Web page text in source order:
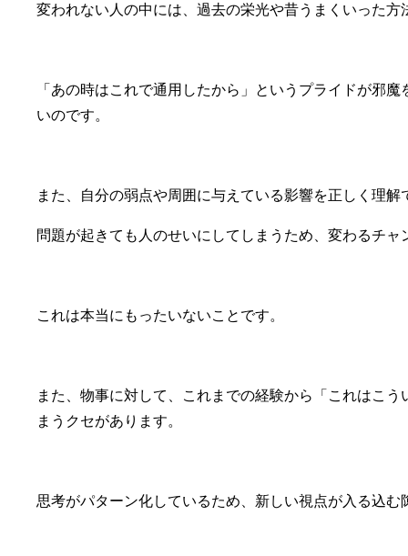
変われない人の中には、過去の栄光や昔うまくいった方
「あの時はこれで通用したから」というプライドが邪
いのです。
また、自分の弱点や周囲に与えている影響を正しく理
問題が起きても人のせいにしてしまうため、変わるチャ
これは本当にもったいないことです。
また、物事に対して、これまでの経験から「これはこ
まうクセがあります。
思考がパターン化しているため、新しい視点が入る込む